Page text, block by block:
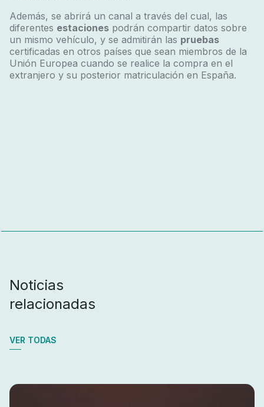
Además, se abrirá un canal a través del cual, las
diferentes estacionespodrán compartir datos sobre
un mismo vehículo, y se admitirán las pruebas
certificadas en otros países que sean miembros de la
Unión Europea cuando se realice la compra en el
extranjero y su posterior matriculación en España.
Noticias
relacionadas
VER TODAS